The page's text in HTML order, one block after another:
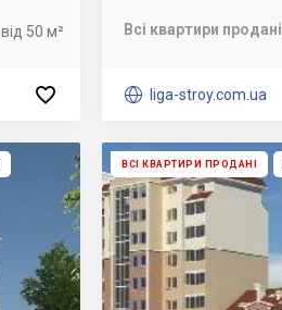
від 50 м²

Всі квартири продані
 liga-stroy.com.ua
ВСІ КВАРТИРИ ПРОДАНІ